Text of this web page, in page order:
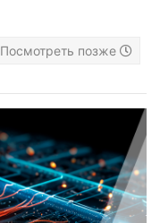
Посмотреть позже